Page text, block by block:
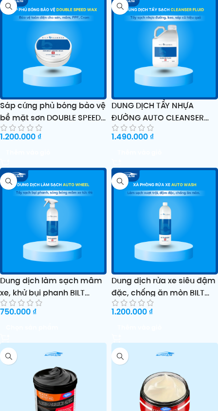
Sáp cứng phủ bóng bảo vệ
bề mặt sơn DOUBLE SPEED
WAX
1.200.000 ₫
DUNG DỊCH TẨY NHỰA
ĐƯỜNG AUTO CLEANSER
FLUID
1.490.000 ₫
Dung dịch làm sạch mâm
xe, khử bụi phanh BILT
HAMBER AUTO WHEEL
750.000 ₫
Dung dịch rửa xe siêu đậm
đặc, chống ăn mòn BILT
HAMBER AUTO WASH
1.200.000 ₫